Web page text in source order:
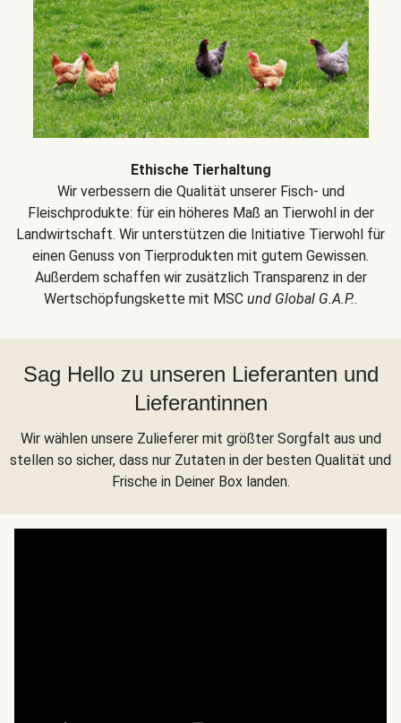
Ethische Tierhaltung
Wir verbessern die Qualität unserer Fisch- und
Fleischprodukte: für ein höheres Maß an Tierwohl in der
Landwirtschaft. Wir unterstützen die Initiative Tierwohl für
einen Genuss von Tierprodukten mit gutem Gewissen.
Außerdem schaffen wir zusätzlich Transparenz in der
Wertschöpfungskette mit MSC und Global G.A.P..
Sag Hello zu unseren Lieferanten und
Lieferantinnen
Wir wählen unsere Zulieferer mit größter Sorgfalt aus und
stellen so sicher, dass nur Zutaten in der besten Qualität und
Frische in Deiner Box landen.